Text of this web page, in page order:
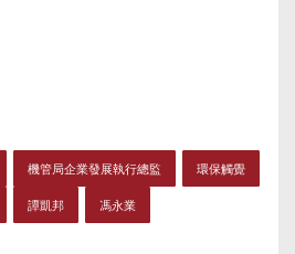
機管局企業發展執行總監 環保觸覺
譚凱邦 馮永業